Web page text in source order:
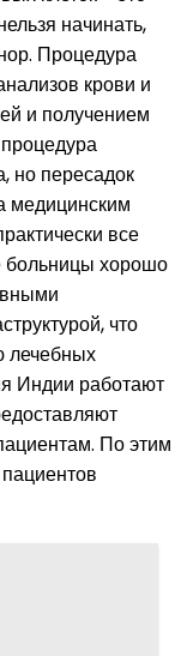
начинать,
Процедура
крови и
и получением
но пересадок
медицинским
все
больницы хорошо
что
лечебных
Индии работают
По этим